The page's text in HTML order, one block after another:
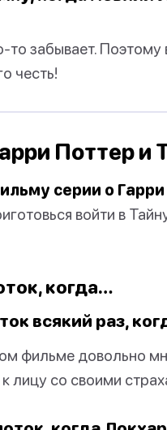
забывает. Поэтому
честь!
Поттер и
серии о
войти в
когда…
всякий раз,
фильме довольно
лицу со своими